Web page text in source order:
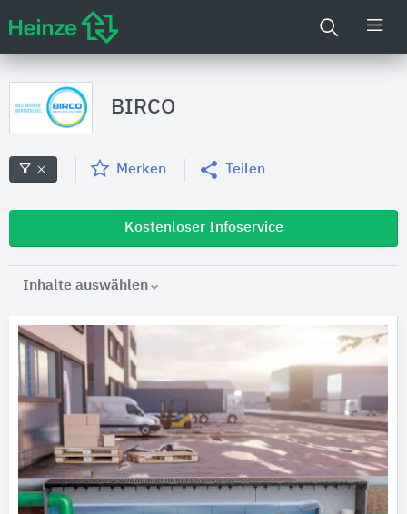
BIRCO
Merken Teilen
Kostenloser Infoservice
Inhalte auswählen